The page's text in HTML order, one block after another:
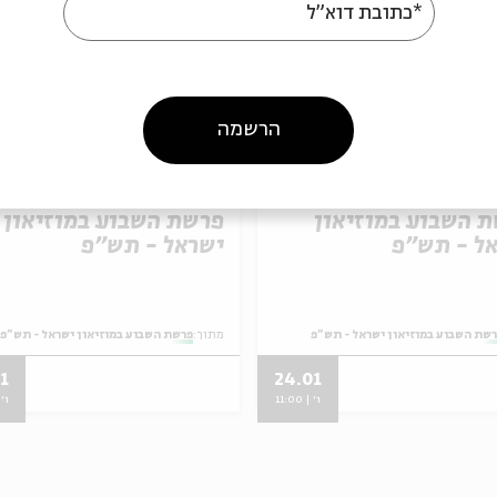
השבוע במוזיאון
- תש"פ
השבוע במוזיאון ישראל - תש"פ
24.01
ו' | 11:00
פרשת השבוע במוזיאון
ישראל - תש"פ
מתוך:פרשת השבוע במוזיאון ישראל - תש"פ
ו' |
*כתובת דוא"ל
הרשמה